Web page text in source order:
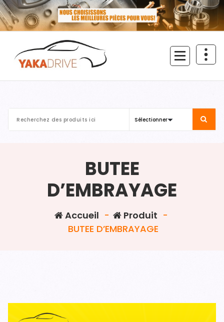
Aller
au
contenu
BUTEE
D’EMBRAYAGE
Accueil - Produit -
BUTEE D’EMBRAYAGE